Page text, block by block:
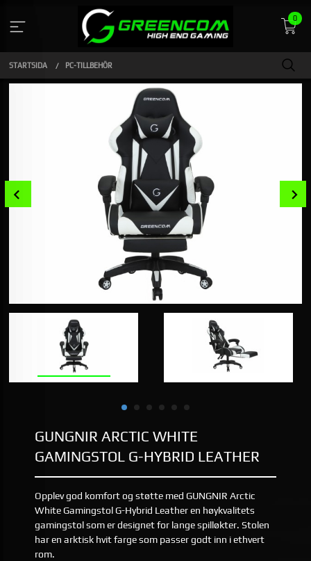
innehåll
0
STARTSIDA PC-TILLBEHÖR
GUNGNIR ARCTIC WHITE
GAMINGSTOL G-HYBRID LEATHER
Opplev god komfort og støtte med GUNGNIR Arctic
White Gamingstol G-Hybrid Leather en høykvalitets
gamingstol som er designet for lange spilløkter. Stolen
har en arktisk hvit farge som passer godt inn i ethvert
rom.